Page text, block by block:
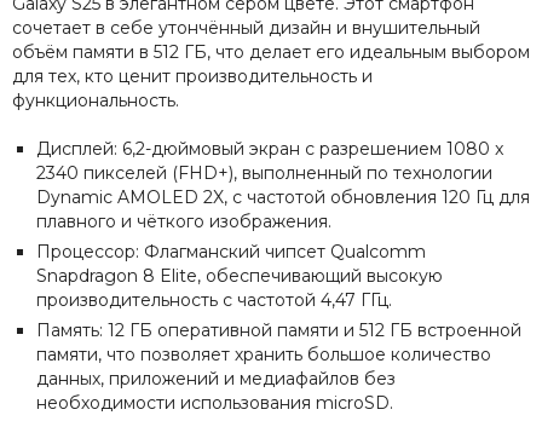
сочетает в себе утончённый дизайн и внушительный
объём памяти в 512 ГБ, что делает его идеальным выбором
для тех, кто ценит производительность и
функциональность.
Дисплей: 6,2-дюймовый экран с разрешением 1080 x
2340 пикселей (FHD+), выполненный по технологии
Dynamic AMOLED 2X, с частотой обновления 120 Гц для
плавного и чёткого изображения.
Процессор: Флагманский чипсет Qualcomm
Snapdragon 8 Elite, обеспечивающий высокую
производительность с частотой 4,47 ГГц.
Память: 12 ГБ оперативной памяти и 512 ГБ встроенной
памяти, что позволяет хранить большое количество
данных, приложений и медиафайлов без
необходимости использования microSD.